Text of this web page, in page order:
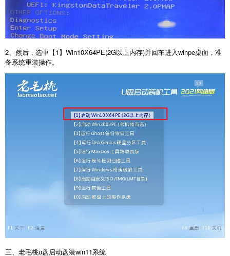
2、然后，选中【1】Win10X64PE(2G以上内存)并回车进入winpe桌面，准
备系统重装操作。
三、老毛桃u盘启动盘装win11系统